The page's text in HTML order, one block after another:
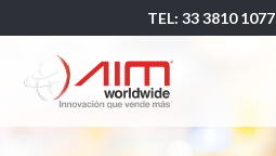
TEL: 33 3810 1077